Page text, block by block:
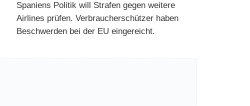
Spaniens Politik will Strafen gegen weitere
Airlines prüfen. Verbraucherschützer haben
Beschwerden bei der EU eingereicht.